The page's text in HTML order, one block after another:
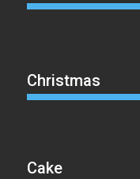
Christmas
Cake